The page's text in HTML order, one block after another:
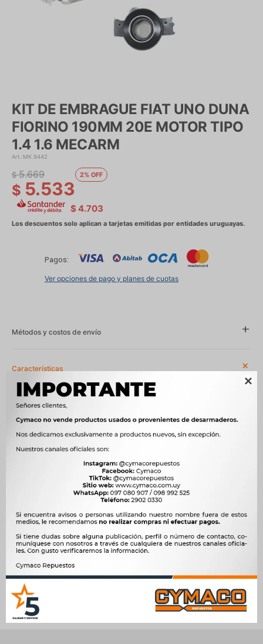

KIT DE EMBRAGUE FIAT UNO DUNA
FIORINO 190MM 20E MOTOR TIPO
1.4 1.6 MECARM
MK.9442
$ 5.533
$ 5.669 2
$ 4.703
Pagos:
Ver opciones de pago y planes de cuotas
Métodos y costos de envío
Características
Año 1983 - 1994, 1991 - 1996
Compatibilidad FIAT
Modelo DUNA, ELBA, SPAZIO
1.4 T 146A8011 NAFTA, 1.4 Tipo 128A1038 NAFTA, 1.6 8V 80cv
146B7011 NAFTA, 1.6 ie 8V 67cv 149 C1.000 NAFTA
   
Ver mas productos de la marca Mecarm